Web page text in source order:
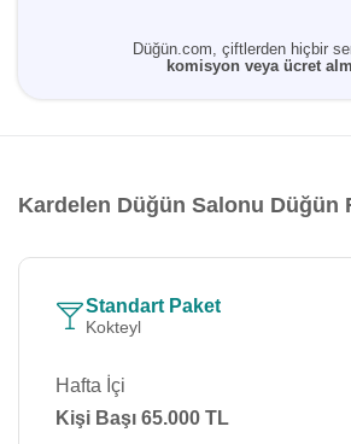
Düğün.com, çiftlerden hiçbir
komisyon veya ücret
Kardelen Düğün Salonu Düğün
Standart Paket
Kokteyl
Hafta İçi
Kişi Başı 65.000 TL